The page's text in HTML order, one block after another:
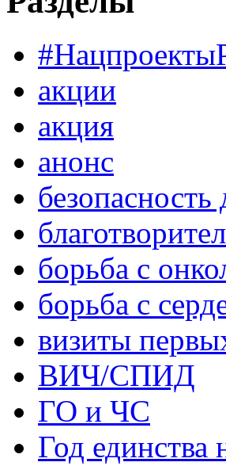
акции
акция
анонс
борьба с
борьба с
визиты
ВИЧ/СПИД
ГО и ЧС
Год единства